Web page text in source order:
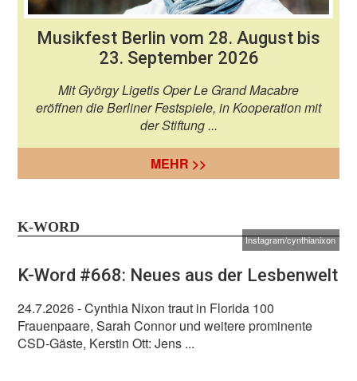
Musikfest Berlin vom 28. August bis
23. September 2026
Mit György Ligetis Oper Le Grand Macabre
eröffnen die Berliner Festspiele, in Kooperation mit
der Stiftung ...
MEHR >>
K-WORD
Instagram/cynthianixon
K-Word #668: Neues aus der Lesbenwelt
24.7.2026- Cynthia Nixon traut in Florida 100
Frauenpaare, Sarah Connor und weitere prominente
CSD-Gäste, Kerstin Ott: Jens ...